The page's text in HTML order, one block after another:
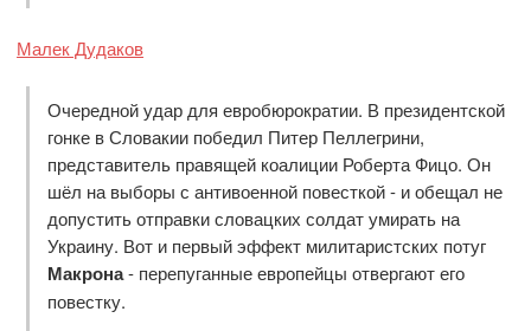
Малек Дудаков
Очередной удар для евробюрократии. В президентской
гонке в Словакии победил Питер Пеллегрини,
представитель правящей коалиции Роберта Фицо. Он
шёл на выборы с антивоенной повесткой - и обещал не
допустить отправки словацких солдат умирать на
Украину. Вот и первый эффект милитаристских потуг
Макрона- перепуганные европейцы отвергают его
повестку.